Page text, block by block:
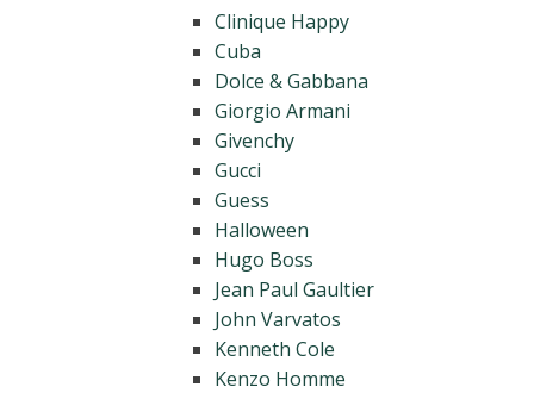
Clinique Happy
Cuba
Dolce & Gabbana
Giorgio Armani
Givenchy
Gucci
Guess
Halloween
Hugo Boss
Jean Paul Gaultier
John Varvatos
Kenneth Cole
Kenzo Homme